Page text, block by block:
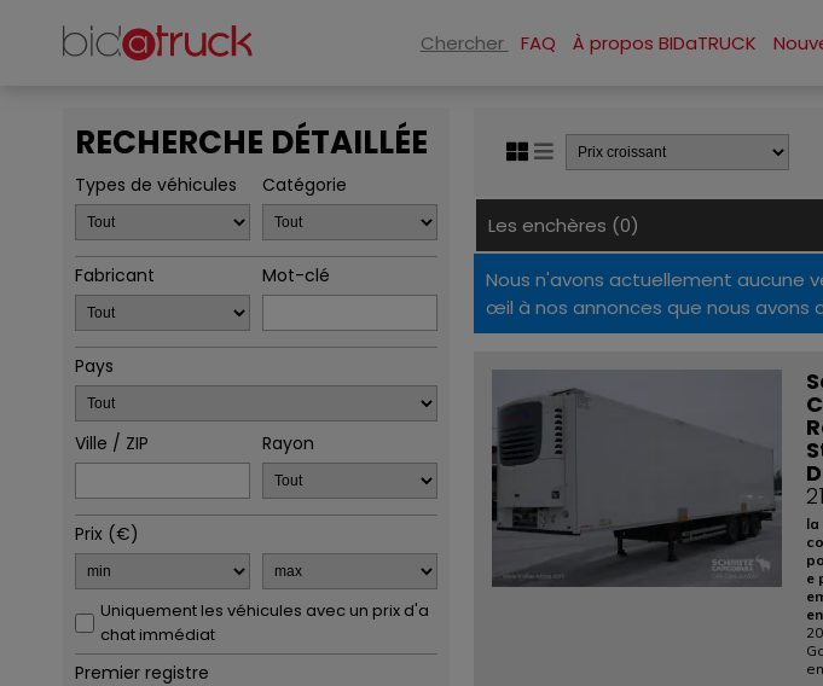
Chercher FAQ À propos BIDaTRUCK
RECHERCHE DÉTAILLÉE
Types de véhicules Catégorie
Fabricant Mot-clé
Pays
Ville / ZIP Rayon
Prix ​​(€)
Uniquement les véhicules avec un prix d'a
chat immédiat
Premier registre
Les enchères (0)
Nous n'avons actuellement aucune
œil à nos annonces que nous avons
la
e
en